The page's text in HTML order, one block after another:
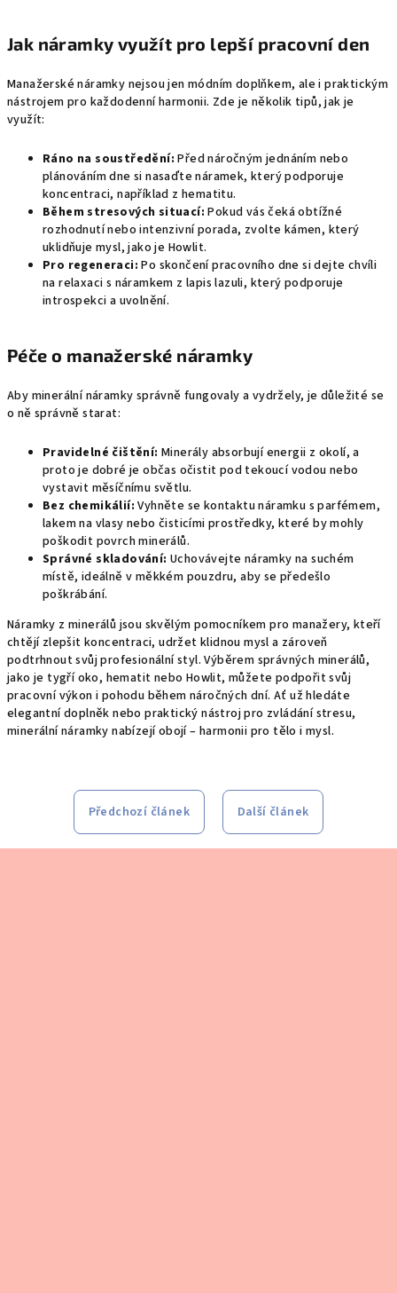
Jak náramky využít pro lepší pracovní den
Manažerské náramky nejsou jen módním doplňkem, ale i praktickým
nástrojem pro každodenní harmonii. Zde je několik tipů, jak je
využít:
Ráno na soustředění: Před náročným jednáním nebo
plánováním dne si nasaďte náramek, který podporuje
koncentraci, například z hematitu.
Během stresových situací: Pokud vás čeká obtížné
rozhodnutí nebo intenzivní porada, zvolte kámen, který
uklidňuje mysl, jako je Howlit.
Pro regeneraci: Po skončení pracovního dne si dejte chvíli
na relaxaci s náramkem z lapis lazuli, který podporuje
introspekci a uvolnění.
Péče o manažerské náramky
Aby minerální náramky správně fungovaly a vydržely, je důležité se
o ně správně starat:
Pravidelné čištění: Minerály absorbují energii z okolí, a
proto je dobré je občas očistit pod tekoucí vodou nebo
vystavit měsíčnímu světlu.
Bez chemikálií: Vyhněte se kontaktu náramku s parfémem,
lakem na vlasy nebo čisticími prostředky, které by mohly
poškodit povrch minerálů.
Správné skladování: Uchovávejte náramky na suchém
místě, ideálně v měkkém pouzdru, aby se předešlo
poškrábání.
Náramky z minerálů jsou skvělým pomocníkem pro manažery, kteří
chtějí zlepšit koncentraci, udržet klidnou mysl a zároveň
podtrhnout svůj profesionální styl. Výběrem správných minerálů,
jako je tygří oko, hematit nebo Howlit, můžete podpořit svůj
pracovní výkon i pohodu během náročných dní. Ať už hledáte
elegantní doplněk nebo praktický nástroj pro zvládání stresu,
minerální náramky nabízejí obojí – harmonii pro tělo i mysl.
Předchozí článek Další článek